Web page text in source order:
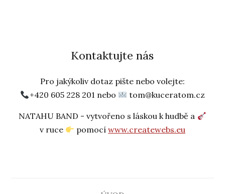
Kontaktujte nás
Pro jakýkoliv dotaz pište nebo volejte:
+420 605 228 201 nebo
tom@kuceratom.cz
NATAHU BAND - vytvořeno s láskou k hudbě a
v ruce
pomocíwww.createwebs.eu